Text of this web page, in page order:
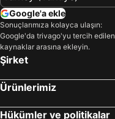
Google'a ekle
Sonuçlarımıza kolayca ulaşın:
Google'da trivago'yu tercih edilen
kaynaklar arasına ekleyin.
Şirket
Ürünlerimiz
Hükümler ve politikalar